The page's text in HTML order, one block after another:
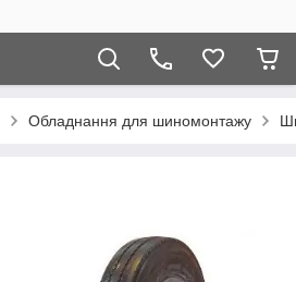
Обладнання для шиномонтажу